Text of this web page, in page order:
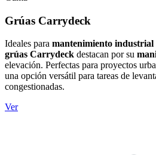
Grúas Carrydeck
Ideales para mantenimiento industrial
grúas Carrydeck destacan por su
elevación. Perfectas para proyectos
una opción versátil para tareas de
congestionadas.
Ver